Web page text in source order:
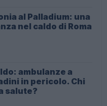
al Palladium: una
nel caldo di Roma
ambulanze a
in pericolo. Chi
salute?